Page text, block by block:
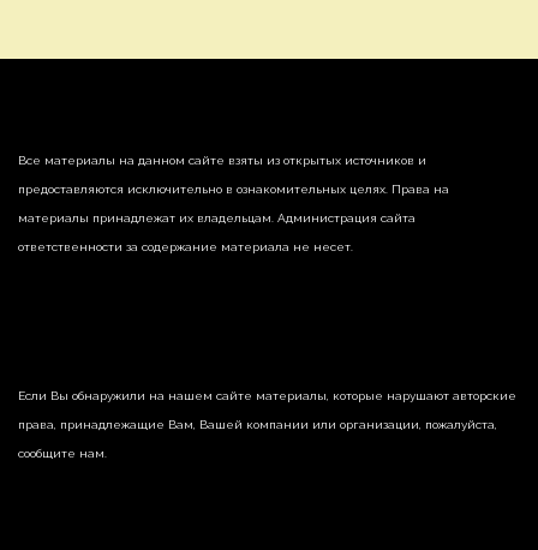
Все материалы на данном сайте взяты из открытых источников и
предоставляются исключительно в ознакомительных целях. Права на
материалы принадлежат их владельцам. Администрация сайта
ответственности за содержание материала не несет.
Если Вы обнаружили на нашем сайте материалы, которые нарушают авторские
права, принадлежащие Вам, Вашей компании или организации, пожалуйста,
сообщите нам.